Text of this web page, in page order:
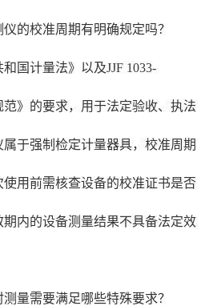
的校准周期有明确规定吗？
国计量法》以及JJF 1033-
范》的要求，用于法定验收、执法
于强制检定计量器具，校准周期
用前需核查设备的校准证书是否
内的设备测量结果不具备法定效
量需要满足哪些特殊要求？